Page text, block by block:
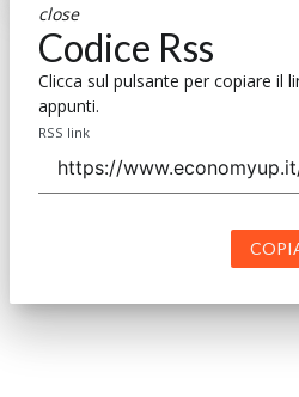
close
Codice Rss
Clicca sul pulsante per copiare il
appunti.
RSS link